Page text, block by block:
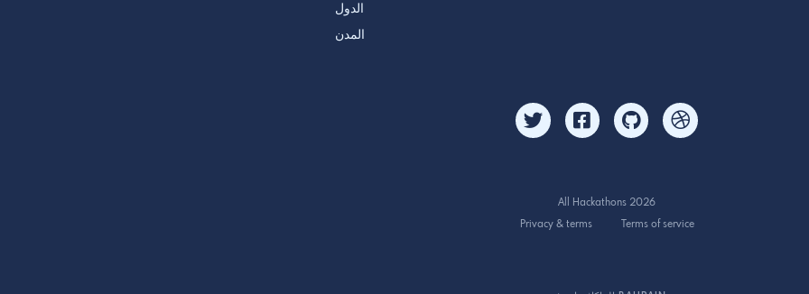
الدول
المدن
All Hackathons 2026
Privacy & terms
Terms of service